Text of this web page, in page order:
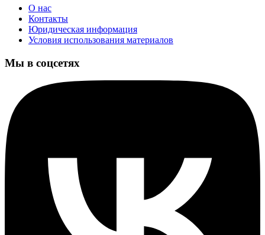
О нас
Контакты
Юридическая информация
Условия использования материалов
Мы в соцсетях